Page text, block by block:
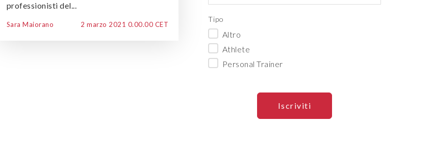
professionisti del...
Sara Maiorano 2 marzo 2021 0.00.00 CET
Tipo
Altro
Athlete
Personal Trainer